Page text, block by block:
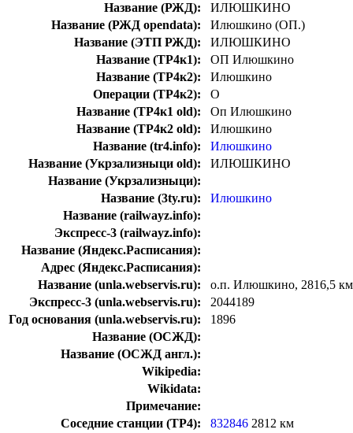
Название (РЖД):
ИЛЮШКИНО
Название (РЖД opendata):
Илюшкино (ОП.)
Название (ЭТП РЖД):
ИЛЮШКИНО
Название (ТР4к1):
ОП Илюшкино
Название (ТР4к2):
Илюшкино
Операции (ТР4к2):
О
Название (ТР4к1 old):
Оп Илюшкино
Название (ТР4к2 old):
Илюшкино
Название (tr4.info):
Илюшкино
Название (Укрзализныци old):
ИЛЮШКИНО
Название (Укрзализныци):
Название (3ty.ru):
Илюшкино
Название (railwayz.info):
Экспресс-3 (railwayz.info):
Название (Яндекс.Расписания):
Адрес (Яндекс.Расписания):
Название (unla.webservis.ru):
о.п. Илюшкино, 2816,5 км
Экспресс-3 (unla.webservis.ru):
2044189
Год основания (unla.webservis.ru):
1896
Название (ОСЖД):
Название (ОСЖД англ.):
Wikipedia:
Wikidata:
Примечание:
Соседние станции (ТР4):
832846 2812 км